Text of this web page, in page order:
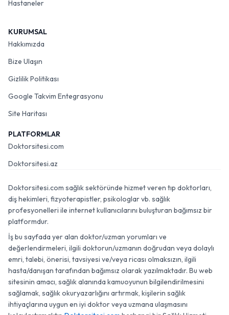
Hastaneler
KURUMSAL
Hakkımızda
Bize Ulaşın
Gizlilik Politikası
Google Takvim Entegrasyonu
Site Haritası
PLATFORMLAR
Doktorsitesi.com
Doktorsitesi.az
Doktorsitesi.com sağlık sektöründe hizmet veren tıp doktorları,
diş hekimleri, fizyoterapistler, psikologlar vb. sağlık
profesyonelleri ile internet kullanıcılarını buluşturan bağımsız bir
platformdur.
İş bu sayfada yer alan doktor/uzman yorumları ve
değerlendirmeleri, ilgili doktorun/uzmanın doğrudan veya dolaylı
emri, talebi, önerisi, tavsiyesi ve/veya ricası olmaksızın, ilgili
hasta/danışan tarafından bağımsız olarak yazılmaktadır. Bu web
sitesinin amacı, sağlık alanında kamuoyunun bilgilendirilmesini
sağlamak, sağlık okuryazarlığını artırmak, kişilerin sağlık
ihtiyaçlarına uygun en iyi doktor veya uzmana ulaşmasını